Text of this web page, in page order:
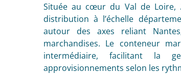
Située au cœur du Val de Loire,
distribution à l’échelle
autour des axes reliant
marchandises. Le conteneur
intermédiaire, facilitant la
approvisionnements selon les